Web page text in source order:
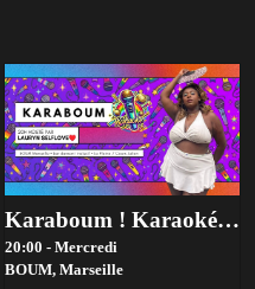
Karaboum ! Karaoké Hosté Par Lauryn Selflove
20:00 - Mercredi
BOUM, Marseille